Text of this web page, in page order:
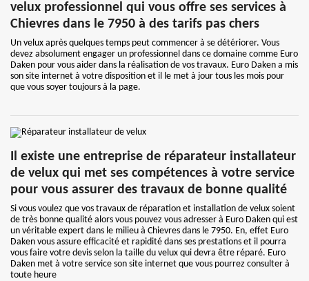
velux professionnel qui vous offre ses services à
Chievres dans le 7950 à des tarifs pas chers
Un velux après quelques temps peut commencer à se détériorer. Vous
devez absolument engager un professionnel dans ce domaine comme Euro
Daken pour vous aider dans la réalisation de vos travaux. Euro Daken a mis
son site internet à votre disposition et il le met à jour tous les mois pour
que vous soyer toujours à la page.
Il existe une entreprise de réparateur installateur
de velux qui met ses compétences à votre service
pour vous assurer des travaux de bonne qualité
Si vous voulez que vos travaux de réparation et installation de velux soient
de très bonne qualité alors vous pouvez vous adresser à Euro Daken qui est
un véritable expert dans le milieu à Chievres dans le 7950. En, effet Euro
Daken vous assure efficacité et rapidité dans ses prestations et il pourra
vous faire votre devis selon la taille du velux qui devra être réparé. Euro
Daken met à votre service son site internet que vous pourrez consulter à
toute heure